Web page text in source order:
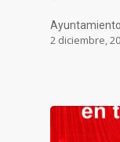
2 diciembre,